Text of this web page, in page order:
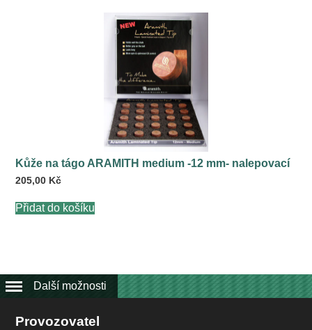
Možnosti
stránce
produktu
Kůže na tágo ARAMITH medium -12 mm- nalepovací
205,00 Kč
Přidat do košíku
Další možnosti
Provozovatel